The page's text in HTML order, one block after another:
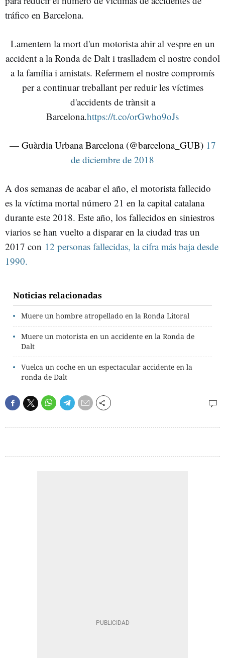
tráfico en Barcelona.
Lamentem la mort d'un motorista ahir al vespre en un
accident a la Ronda de Dalt i traslladem el nostre condol
a la família i amistats. Refermem el nostre compromís
per a continuar treballant per reduir les víctimes
d'accidents de trànsit a
Barcelona.https://t.co/orGwho9oJs
— Guàrdia Urbana Barcelona (@barcelona_GUB) 17
de diciembre de 2018
A dos semanas de acabar el año, el motorista fallecido
es la víctima mortal número 21 en la capital catalana
durante este 2018. Este año, los fallecidos en siniestros
viarios se han vuelto a disparar en la ciudad tras un
2017 con 12 personas fallecidas, la cifra más baja desde
1990.
Noticias relacionadas
Muere un hombre atropellado en la Ronda Litoral
Muere un motorista en un accidente en la Ronda de
Dalt
Vuelca un coche en un espectacular accidente en la
ronda de Dalt